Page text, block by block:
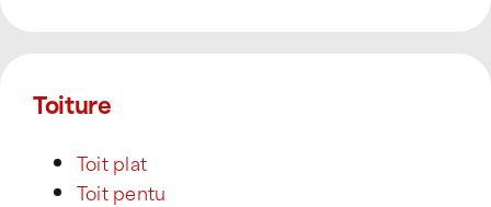
Toiture
Toit plat
Toit pentu